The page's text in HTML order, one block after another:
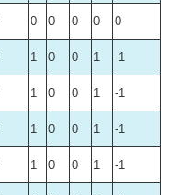
0 0 0 0 0
1 0 0 1 -1
1 0 0 1 -1
1 0 0 1 -1
1 0 0 1 -1